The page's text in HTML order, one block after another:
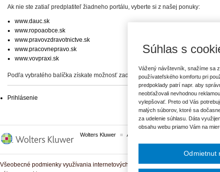
Ak nie ste zatiaľ predplatiteľ žiadneho portálu, vyberte si z našej ponuky:
www.dauc.sk
www.ropoaobce.sk
www.pravovzdravotnictve.sk
www.pracovnepravo.sk
www.vovpraxi.sk
Podľa vybratého balíčka získate možnosť zadať svoje otázky, prípadne prístup
Prihlásenie
Wolters Kluwer ASPI
Všeobecné podmienky využívania internetových služieb a komunitných portálov
Súhlas s
Vážený návštevník, snažíme sa
používateľského komfortu pri
predpoklady patrí napr. aby
neobťažovali nevhodnou
vylepšovať. Preto od Vás
malých súborov, ktoré sa
za udelenie súhlasu. Dáta
obsahu webu priamo Vám na
Odmietnut